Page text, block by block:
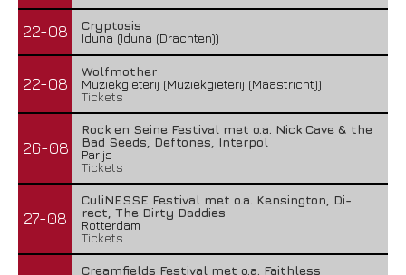
22-08
Cryptosis
Iduna (Iduna (Drachten))
22-08
Wolfmother
Muziekgieterij (Muziekgieterij (Maastricht))
Tickets
26-08
Rock en Seine Festival met o.a. Nick Cave & the
Bad Seeds, Deftones, Interpol
Parijs
Tickets
27-08
CuliNESSE Festival met o.a. Kensington, Di-
rect, The Dirty Daddies
Rotterdam
Tickets
Creamfields Festival met o.a. Faithless